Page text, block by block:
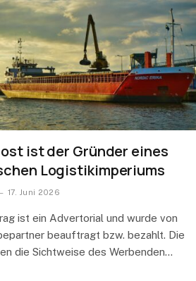
ist der Gründer eines
Logistikimperiums
17. Juni 2026
ist ein Advertorial und wurde von
beauftragt bzw. bezahlt. Die
die Sichtweise des Werbenden…